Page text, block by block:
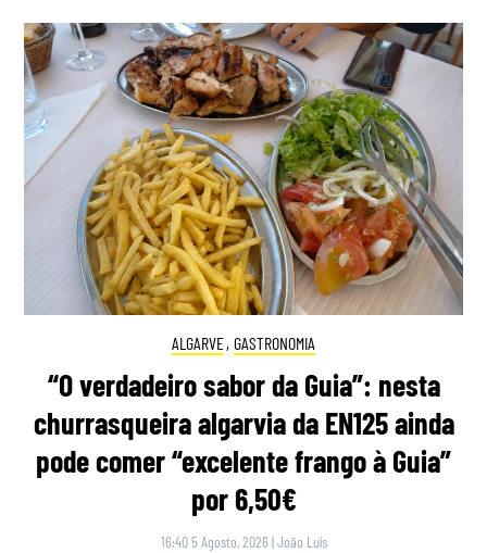
ALGARVE, GASTRONOMIA
“O verdadeiro sabor da Guia”: nesta
churrasqueira algarvia da EN125 ainda
pode comer “excelente frango à Guia”
por 6,50€
16:40 5 Agosto, 2026 |João Luís